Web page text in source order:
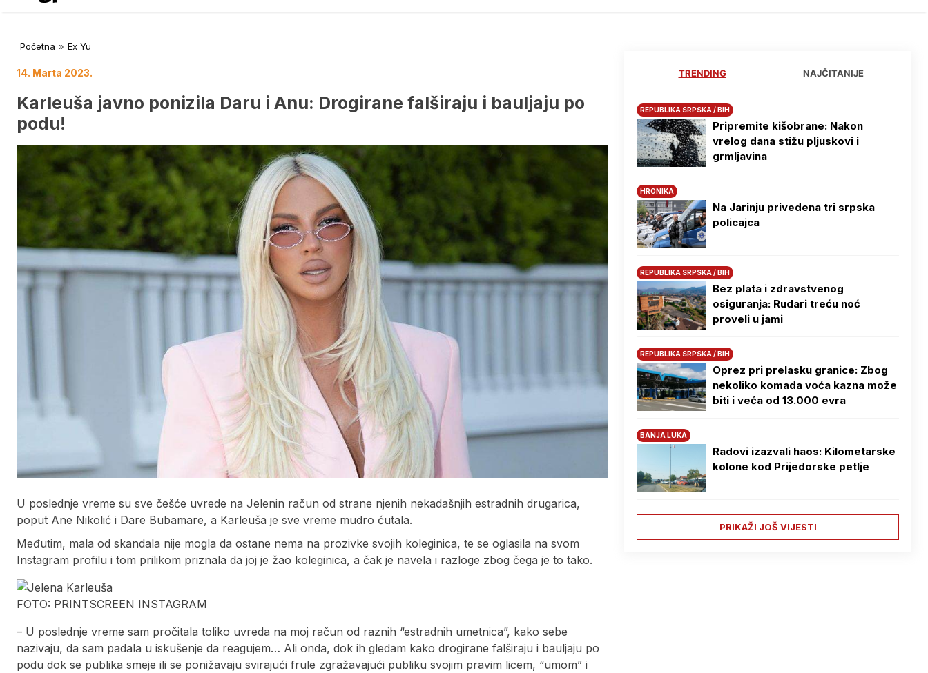
Početna » Ex Yu
14. Marta 2023.
Karleuša javno ponizila Daru i Anu: Drogirane falširaju i bauljaju po
podu!
U poslednje vreme su sve češće uvrede na Jelenin račun od strane njenih nekadašnjih estradnih drugarica,
poput Ane Nikolić i Dare Bubamare, a Karleuša je sve vreme mudro ćutala.
Međutim, mala od skandala nije mogla da ostane nema na prozivke svojih koleginica, te se oglasila na svom
Instagram profilu i tom prilikom priznala da joj je žao koleginica, a čak je navela i razloge zbog čega je to tako.
FOTO: PRINTSCREEN INSTAGRAM
– U poslednje vreme sam pročitala toliko uvreda na moj račun od raznih “estradnih umetnica”, kako sebe
nazivaju, da sam padala u iskušenje da reagujem… Ali onda, dok ih gledam kako drogirane falširaju i bauljaju po
podu dok se publika smeje ili se ponižavaju svirajući frule zgražavajući publiku svojim pravim licem, “umom” i
TRENDING NAJČITANIJE
REPUBLIKA SRPSKA / BIH
Pripremite kišobrane: Nakon
vrelog dana stižu pljuskovi i
grmljavina
HRONIKA
Na Јarinju privedena tri srpska
policajca
REPUBLIKA SRPSKA / BIH
Bez plata i zdravstvenog
osiguranja: Rudari treću noć
proveli u jami
REPUBLIKA SRPSKA / BIH
Oprez pri prelasku granice: Zbog
nekoliko komada voća kazna može
biti i veća od 13.000 evra
BANJA LUKA
Radovi izazvali haos: Kilometarske
kolone kod Prijedorske petlje
PRIKAŽI JOŠ VIJESTI